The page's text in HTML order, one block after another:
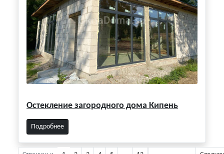
Остекление загородного дома Кипень
Подробнее